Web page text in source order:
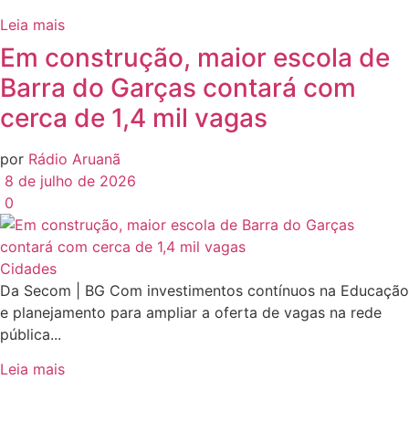
Leia mais
Em construção, maior escola de
Barra do Garças contará com
cerca de 1,4 mil vagas
por Rádio Aruanã
8 de julho de 2026
0
Cidades
Da Secom | BG Com investimentos contínuos na Educação
e planejamento para ampliar a oferta de vagas na rede
pública...
Leia mais